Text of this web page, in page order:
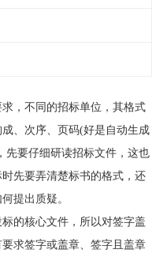
，不同的招标单位，其格式
、次序、页码(好是自动生成
先要仔细研读招标文件，这也
先要弄清楚标书的格式，还
提出质疑。
的核心文件，所以对签字盖
求签字或盖章、签字且盖章